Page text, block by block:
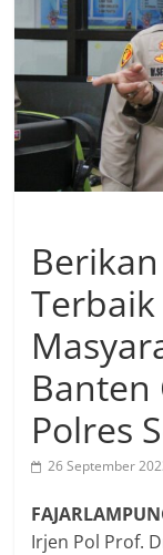
Banten
Polres
26 September
Irjen Pol Prof.